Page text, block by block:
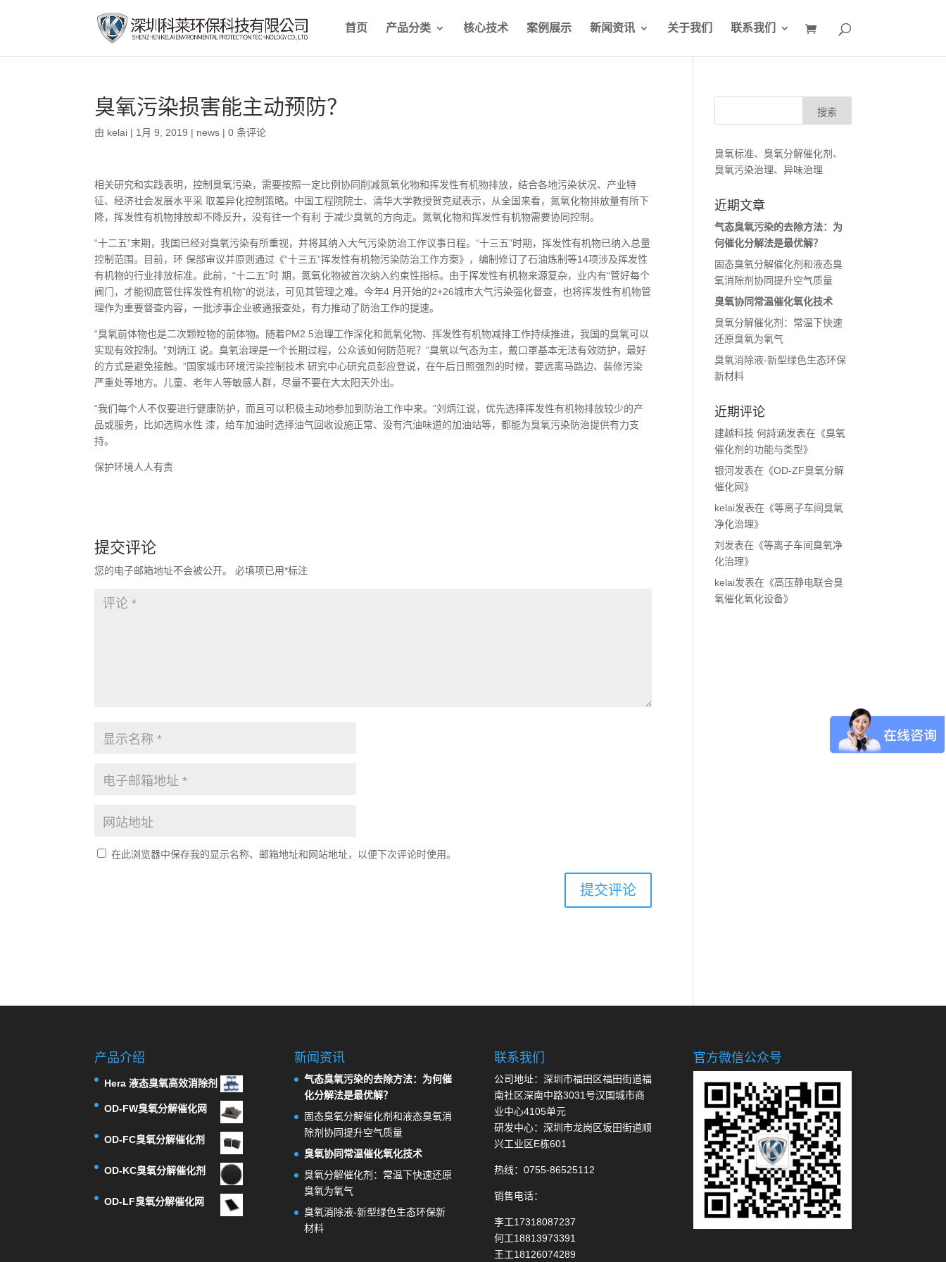
首页 产品分类 核心技术 案例展示 新闻资讯 关于我们 联系我们
臭氧污染损害能主动预防？
由 kelai | 1月 9, 2019 | news |0 条评论
相关研究和实践表明，控制臭氧污染，需要按照一定比例协同削减氮氧化物和挥发性有机物排放，结合各地污染状况、产业特
征、经济社会发展水平采 取差异化控制策略。中国工程院院士、清华大学教授贺克斌表示，从全国来看，氮氧化物排放量有所下
降，挥发性有机物排放却不降反升，没有往一个有利 于减少臭氧的方向走。氮氧化物和挥发性有机物需要协同控制。
“十二五”末期，我国已经对臭氧污染有所重视，并将其纳入大气污染防治工作议事日程。“十三五”时期，挥发性有机物已纳入总量
控制范围。目前，环 保部审议并原则通过《“十三五”挥发性有机物污染防治工作方案》，编制修订了石油炼制等14项涉及挥发性
有机物的行业排放标准。此前，“十二五”时 期，氮氧化物被首次纳入约束性指标。由于挥发性有机物来源复杂，业内有“管好每个
阀门，才能彻底管住挥发性有机物”的说法，可见其管理之难。今年4 月开始的2+26城市大气污染强化督查，也将挥发性有机物管
理作为重要督查内容，一批涉事企业被通报查处，有力推动了防治工作的提速。
“臭氧前体物也是二次颗粒物的前体物。随着PM2.5治理工作深化和氮氧化物、挥发性有机物减排工作持续推进，我国的臭氧可以
实现有效控制。”刘炳江 说。臭氧治理是一个长期过程，公众该如何防范呢？“臭氧以气态为主，戴口罩基本无法有效防护，最好
的方式是避免接触。”国家城市环境污染控制技术 研究中心研究员彭应登说，在午后日照强烈的时候，要远离马路边、装修污染
严重处等地方。儿童、老年人等敏感人群，尽量不要在大太阳天外出。
“我们每个人不仅要进行健康防护，而且可以积极主动地参加到防治工作中来。”刘炳江说，优先选择挥发性有机物排放较少的产
品或服务，比如选购水性 漆，给车加油时选择油气回收设施正常、没有汽油味道的加油站等，都能为臭氧污染防治提供有力支
持。
保护环境人人有责
提交评论
您的电子邮箱地址不会被公开。 必填项已用*标注
在此浏览器中保存我的显示名称、邮箱地址和网站地址，以便下次评论时使用。
臭氧标准、臭氧分解催化剂、
臭氧污染治理、异味治理
近期文章
气态臭氧污染的去除方法：为
何催化分解法是最优解？
固态臭氧分解催化剂和液态臭
氧消除剂协同提升空气质量
臭氧协同常温催化氧化技术
臭氧分解催化剂：常温下快速
还原臭氧为氧气
臭氧消除液-新型绿色生态环保
新材料
近期评论
建越科技 何詩涵发表在《臭氧
催化剂的功能与类型》
银河发表在《OD-ZF臭氧分解
催化网》
kelai发表在《等离子车间臭氧
净化治理》
刘 发表在《等离子车间臭氧净
化治理》
kelai发表在《高压静电联合臭
氧催化氧化设备》
产品介绍
Hera 液态臭氧高效消除剂
OD-FW臭氧分解催化网
OD-FC臭氧分解催化剂
OD-KC臭氧分解催化剂
OD-LF臭氧分解催化网
新闻资讯
气态臭氧污染的去除方法：为何催
化分解法是最优解？
固态臭氧分解催化剂和液态臭氧消
除剂协同提升空气质量
臭氧协同常温催化氧化技术
臭氧分解催化剂：常温下快速还原
臭氧为氧气
臭氧消除液-新型绿色生态环保新
材料
联系我们
公司地址：深圳市福田区福田街道福
南社区深南中路3031号汉国城市商
业中心4105单元
研发中心：深圳市龙岗区坂田街道顺
兴工业区E栋601
热线：0755-86525112
销售电话：
李工17318087237
何工18813973391
王工18126074289
官方微信公众号